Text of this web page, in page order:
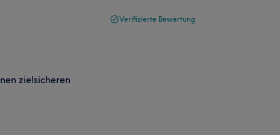
Verifizierte Bewertung
zielsicheren